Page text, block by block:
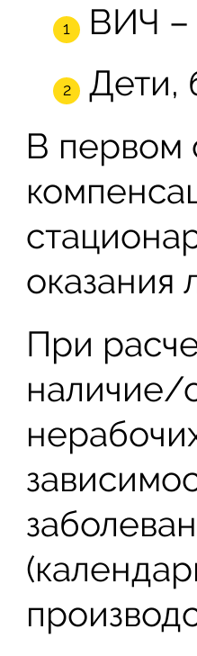
ВИЧ –
Дети,
В первом
оказания
При
наличие/